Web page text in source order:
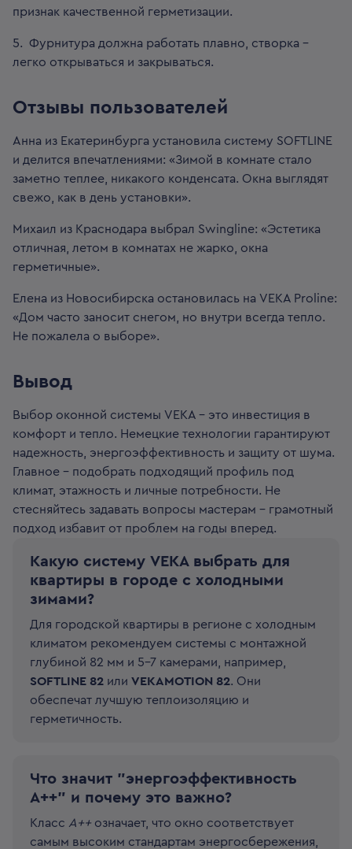
признак качественной герметизации.
5. Фурнитура должна работать плавно, створка -
легко открываться и закрываться.
Отзывы пользователей
Анна из Екатеринбурга установила систему SOFTLINE
и делится впечатлениями: «Зимой в комнате стало
заметно теплее, никакого конденсата. Окна выглядят
свежо, как в день установки».
Михаил из Краснодара выбрал Swingline: «Эстетика
отличная, летом в комнатах не жарко, окна
герметичные».
Елена из Новосибирска остановилась на VEKA Proline:
«Дом часто заносит снегом, но внутри всегда тепло.
Не пожалела о выборе».
Вывод
Выбор оконной системы VEKA - это инвестиция в
комфорт и тепло. Немецкие технологии гарантируют
надежность, энергоэффективность и защиту от шума.
Главное - подобрать подходящий профиль под
климат, этажность и личные потребности. Не
стесняйтесь задавать вопросы мастерам - грамотный
подход избавит от проблем на годы вперед.
Какую систему VEKA выбрать для
квартиры в городе с холодными
зимами?
Для городской квартиры в регионе с холодным
климатом рекомендуем системы с монтажной
глубиной 82 мм и 5-7 камерами, например,
SOFTLINE 82 или VEKAMOTION 82. Они
обеспечат лучшую теплоизоляцию и
герметичность.
Что значит "энергоэффективность
A++" и почему это важно?
Класс A++ означает, что окно соответствует
самым высоким стандартам энергосбережения,